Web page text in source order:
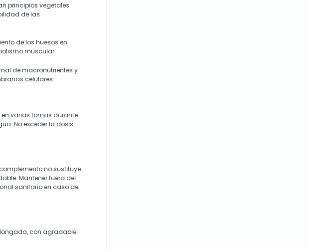
principios vegetales
de las
de los huesos en
muscular.
de macronutrientes y
celulares.
varias tomas durante
No exceder la dosis
no sustituye
Mantener fuera del
sanitario en caso de
con agradable